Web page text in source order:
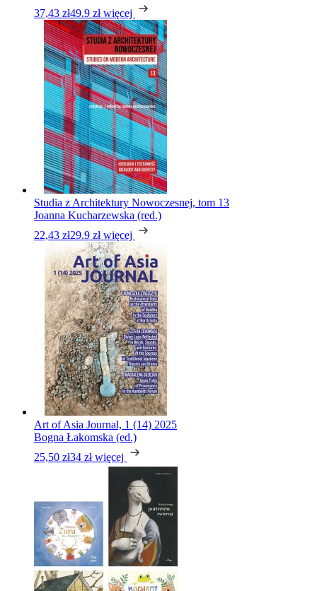
37,43 zł49.9 zł więcej
Studia z Architektury Nowoczesnej, tom 13
Joanna Kucharzewska (red.)
22,43 zł29.9 zł więcej
Art of Asia Journal, 1 (14) 2025
Bogna Łakomska (ed.)
25,50 zł34 zł więcej